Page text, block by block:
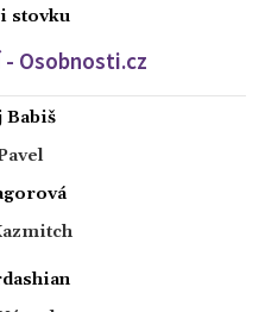
stovku
Osobnosti.cz
Babiš